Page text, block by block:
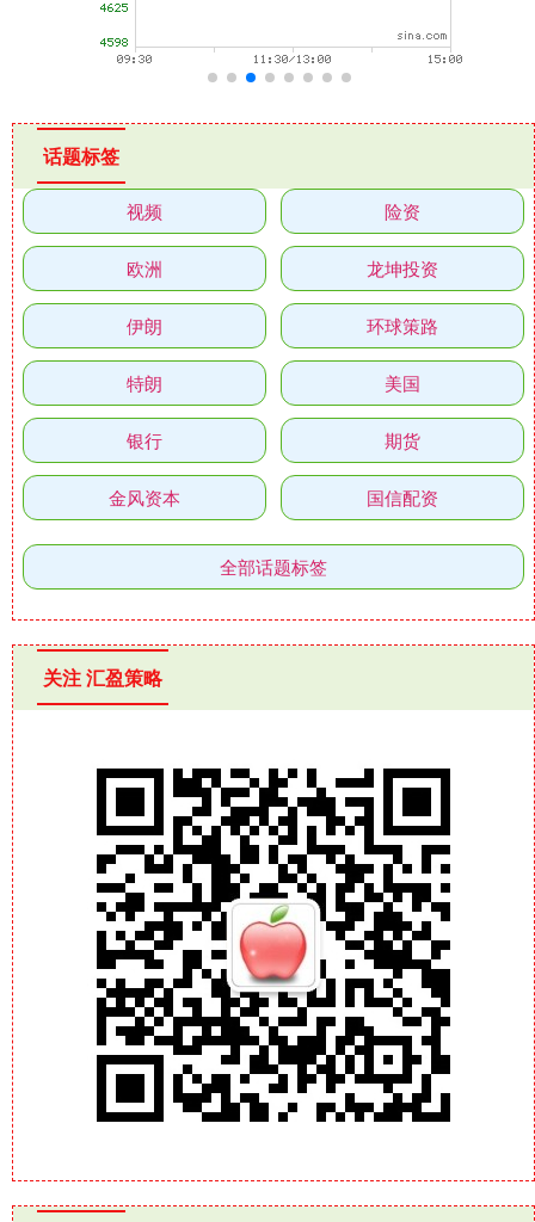
话题标签
视频 险资
欧洲 龙坤投资
伊朗 环球策路
特朗 美国
银行 期货
金风资本 国信配资
全部话题标签
关注 汇盈策略